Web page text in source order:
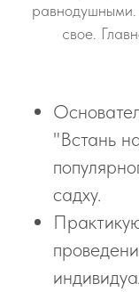
равнодушными.
свое.
"Встань
садху.